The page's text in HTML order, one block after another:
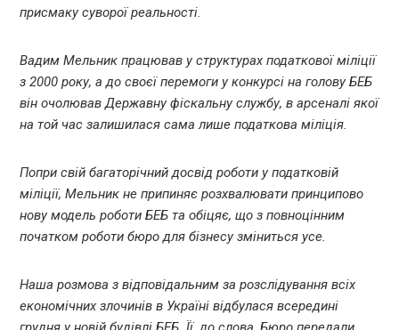
присмаку суворої реальності.
Вадим Мельник працював у структурах податкової міліції
з 2000 року, а до своєї перемоги у конкурсі на голову БЕБ
він очолював Державну фіскальну службу, в арсеналі якої
на той час залишилася сама лише податкова міліція.
Попри свій багаторічний досвід роботи у податковій
міліції, Мельник не припиняє розхвалювати принципово
нову модель роботи БЕБ та обіцяє, що з повноцінним
початком роботи бюро для бізнесу зміниться усе.
Наша розмова з відповідальним за розслідування всіх
економічних злочинів в Україні відбулася всередині